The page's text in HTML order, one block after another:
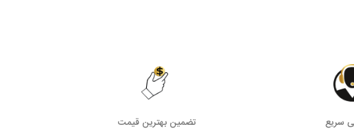
سریع تضمین بهترین قیمت